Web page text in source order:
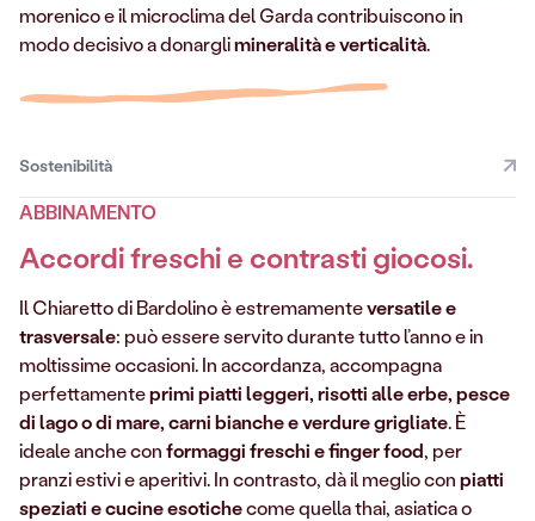
morenico e il microclima del Garda contribuiscono in
modo decisivo a donarglimineralità e verticalità.
Sostenibilità
ABBINAMENTO
Accordi freschi e contrasti giocosi.
Il Chiaretto di Bardolino è estremamenteversatile e
trasversale: può essere servito durante tutto l’anno e in
moltissime occasioni. In accordanza, accompagna
perfettamenteprimi piatti leggeri, risotti alle erbe, pesce
di lago o di mare, carni bianche e verdure grigliate. È
ideale anche conformaggi freschi e finger food, per
pranzi estivi e aperitivi. In contrasto, dà il meglio conpiatti
speziati e cucine esotichecome quella thai, asiatica o